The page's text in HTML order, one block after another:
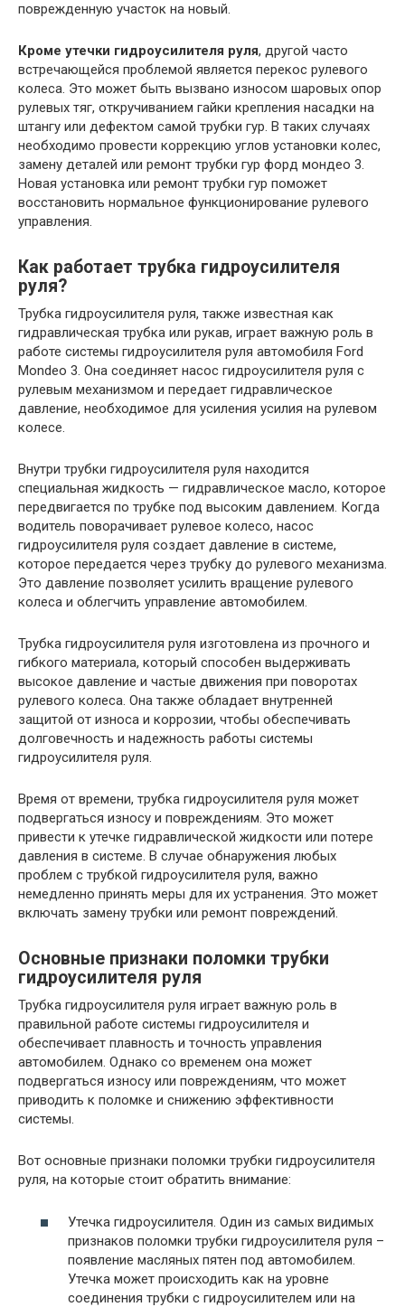
поврежденную участок на новый.
Кроме утечки гидроусилителя руля, другой часто
встречающейся проблемой является перекос рулевого
колеса. Это может быть вызвано износом шаровых опор
рулевых тяг, откручиванием гайки крепления насадки на
штангу или дефектом самой трубки гур. В таких случаях
необходимо провести коррекцию углов установки колес,
замену деталей или ремонт трубки гур форд мондео 3.
Новая установка или ремонт трубки гур поможет
восстановить нормальное функционирование рулевого
управления.
Как работает трубка гидроусилителя
руля?
Трубка гидроусилителя руля, также известная как
гидравлическая трубка или рукав, играет важную роль в
работе системы гидроусилителя руля автомобиля Ford
Mondeo 3. Она соединяет насос гидроусилителя руля с
рулевым механизмом и передает гидравлическое
давление, необходимое для усиления усилия на рулевом
колесе.
Внутри трубки гидроусилителя руля находится
специальная жидкость — гидравлическое масло, которое
передвигается по трубке под высоким давлением. Когда
водитель поворачивает рулевое колесо, насос
гидроусилителя руля создает давление в системе,
которое передается через трубку до рулевого механизма.
Это давление позволяет усилить вращение рулевого
колеса и облегчить управление автомобилем.
Трубка гидроусилителя руля изготовлена из прочного и
гибкого материала, который способен выдерживать
высокое давление и частые движения при поворотах
рулевого колеса. Она также обладает внутренней
защитой от износа и коррозии, чтобы обеспечивать
долговечность и надежность работы системы
гидроусилителя руля.
Время от времени, трубка гидроусилителя руля может
подвергаться износу и повреждениям. Это может
привести к утечке гидравлической жидкости или потере
давления в системе. В случае обнаружения любых
проблем с трубкой гидроусилителя руля, важно
немедленно принять меры для их устранения. Это может
включать замену трубки или ремонт повреждений.
Основные признаки поломки трубки
гидроусилителя руля
Трубка гидроусилителя руля играет важную роль в
правильной работе системы гидроусилителя и
обеспечивает плавность и точность управления
автомобилем. Однако со временем она может
подвергаться износу или повреждениям, что может
приводить к поломке и снижению эффективности
системы.
Вот основные признаки поломки трубки гидроусилителя
руля, на которые стоит обратить внимание:
Утечка гидроусилителя. Один из самых видимых
признаков поломки трубки гидроусилителя руля –
появление масляных пятен под автомобилем.
Утечка может происходить как на уровне
соединения трубки с гидроусилителем или на